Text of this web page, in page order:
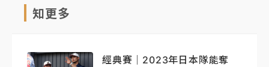
知更多
經典賽｜2023年日本隊能奪